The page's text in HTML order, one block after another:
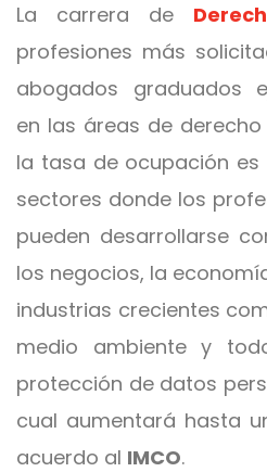
La carrera de
profesiones más
abogados graduados
en las áreas de
la tasa de ocupación es
sectores donde los
pueden desarrollarse
los negocios, la
industrias crecientes
medio ambiente y
protección de datos
cual aumentará hasta
acuerdo al IMCO.